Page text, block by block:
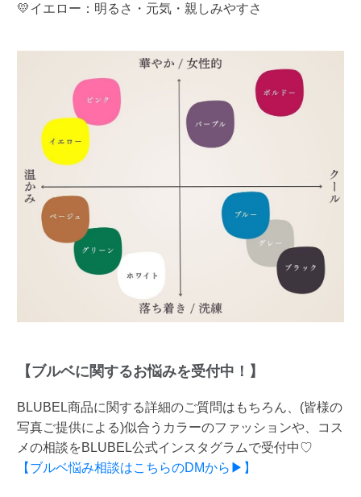
💛イエロー：明るさ・元気・親しみやすさ
【ブルベに関するお悩みを受付中！】
BLUBEL商品に関する詳細のご質問はもちろん、(皆様の
写真ご提供による)似合うカラーのファッションや、コス
メの相談をBLUBEL公式インスタグラムで受付中♡
【ブルベ悩み相談はこちらのDMから▶】